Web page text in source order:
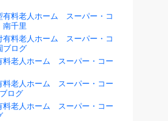
有料老人ホーム スーパー・コ
南千里
有料老人ホーム スーパー・コ
ブログ
料老人ホーム スーパー・コー
料老人ホーム スーパー・コー
ログ
料老人ホーム スーパー・コー